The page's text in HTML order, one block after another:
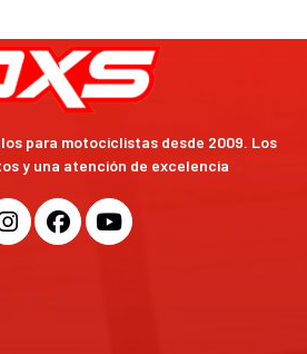
para motociclistas desde 2009. Los
y una atención de excelencia